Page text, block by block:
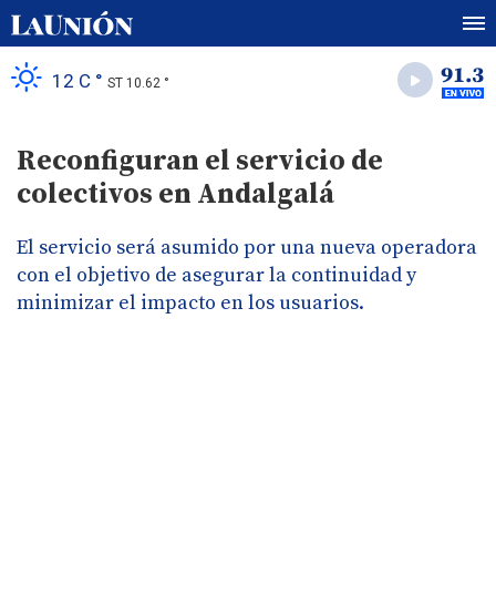
12 C ° ST 10.62 °
Reconfiguran el servicio de
colectivos en Andalgalá
El servicio será asumido por una nueva operadora
con el objetivo de asegurar la continuidad y
minimizar el impacto en los usuarios.